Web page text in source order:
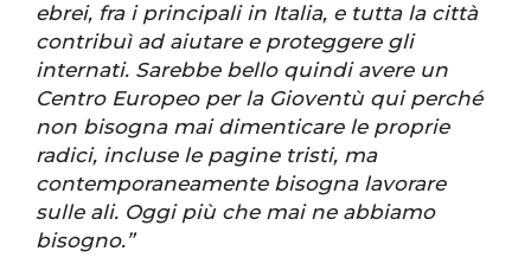
ebrei, fra i principali in Italia, e tutta la città
contribuì ad aiutare e proteggere gli
internati. Sarebbe bello quindi avere un
Centro Europeo per la Gioventù qui perché
non bisogna mai dimenticare le proprie
radici, incluse le pagine tristi, ma
contemporaneamente bisogna lavorare
sulle ali. Oggi più che mai ne abbiamo
bisogno.”